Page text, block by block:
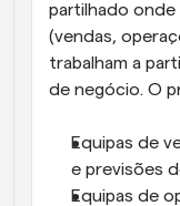
partilhado
(vendas,
trabalham a
de negócio. O
Equipas de
e previsões
Equipas de